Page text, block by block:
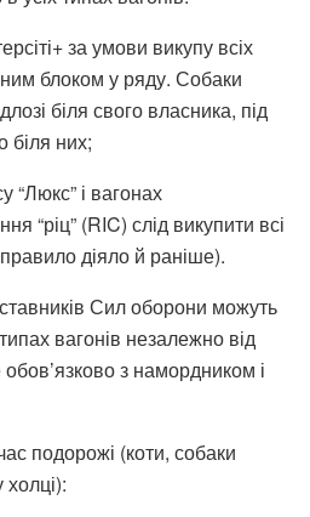
за умови викупу всіх
блоком у ряду. Собаки
біля свого власника, під
біля них;
“Люкс” і вагонах
“ріц” (RIC) слід викупити всі
діяло й раніше).
Сил оборони можуть
вагонів незалежно від
з намордником і
подорожі (коти, собаки